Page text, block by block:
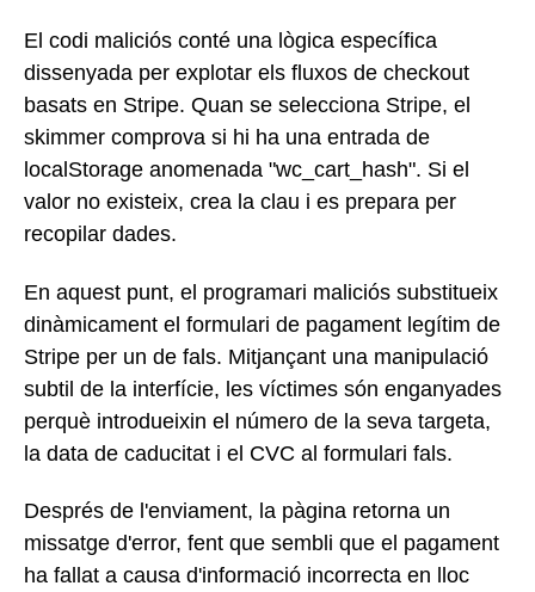
El codi maliciós conté una lògica específica
dissenyada per explotar els fluxos de checkout
basats en Stripe. Quan se selecciona Stripe, el
skimmer comprova si hi ha una entrada de
localStorage anomenada "wc_cart_hash". Si el
valor no existeix, crea la clau i es prepara per
recopilar dades.
En aquest punt, el programari maliciós substitueix
dinàmicament el formulari de pagament legítim de
Stripe per un de fals. Mitjançant una manipulació
subtil de la interfície, les víctimes són enganyades
perquè introdueixin el número de la seva targeta,
la data de caducitat i el CVC al formulari fals.
Després de l'enviament, la pàgina retorna un
missatge d'error, fent que sembli que el pagament
ha fallat a causa d'informació incorrecta en lloc